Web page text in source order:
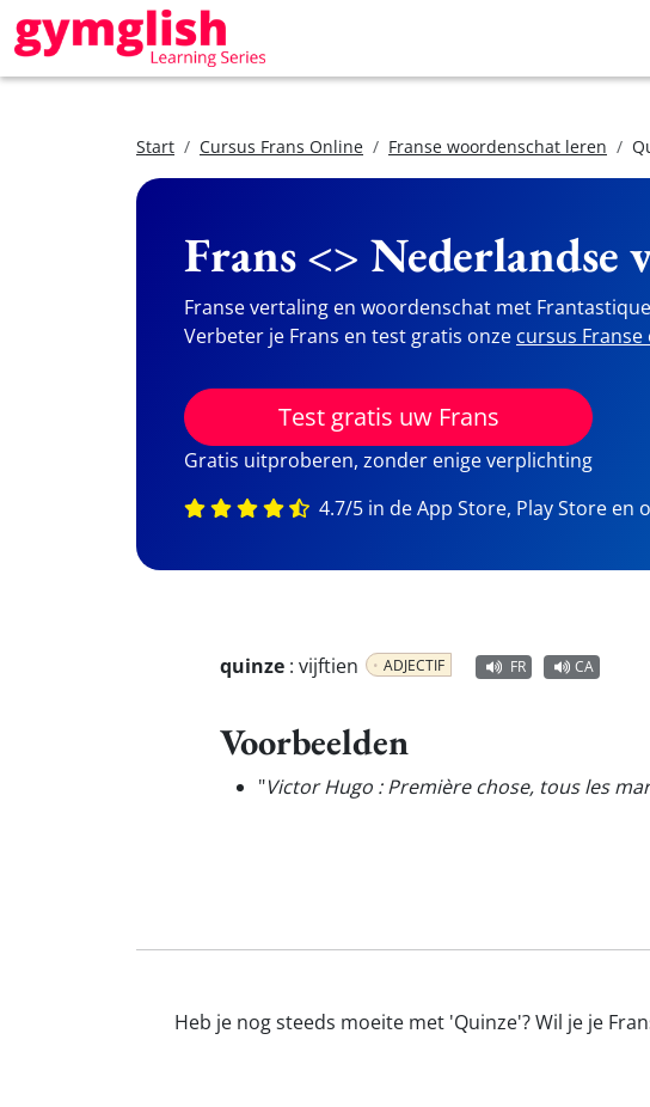
Start Cursus Frans Online Franse woordenschat leren
Frans <> Nederlandse
Franse vertaling en woordenschat met
Verbeter je Frans en test gratis onze cursus
Test gratis uw Frans
Gratis uitproberen, zonder enige verplichting
4.7/5 in de App Store, Play Store
quinze : vijftien ADJECTIF FR CA
Voorbeelden
"Victor Hugo : Première chose, tous les
Heb je nog steeds moeite met 'Quinze'? Wil je je